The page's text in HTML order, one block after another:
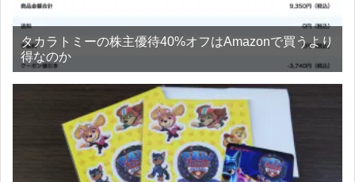
タカラトミーの株主優待40%オフはAmazonで買うより
得なのか